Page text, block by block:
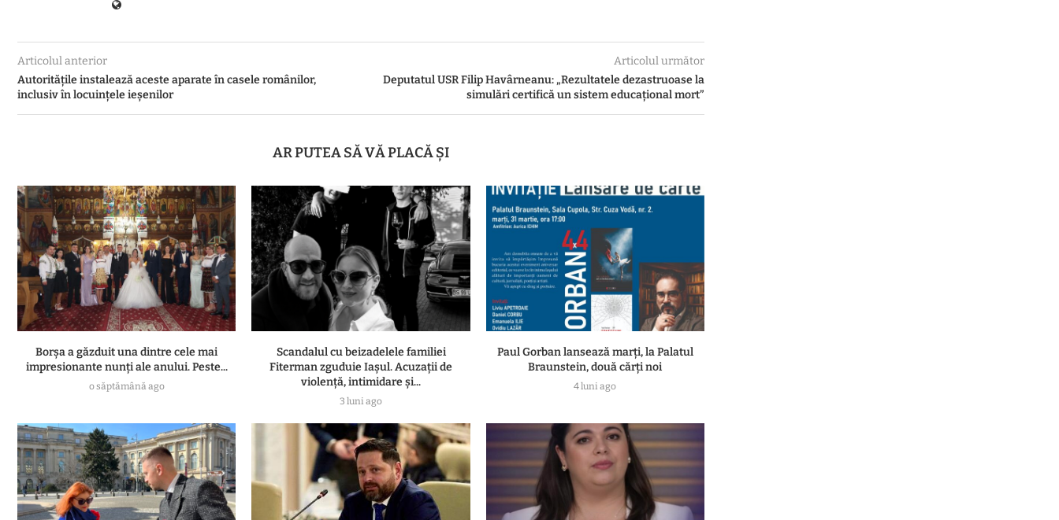
Articolul anterior
Autoritățile instalează aceste aparate în casele românilor,
inclusiv în locuințele ieșenilor
Articolul următor
Deputatul USR Filip Havârneanu: „Rezultatele dezastruoase la
simulări certifică un sistem educațional mort”
AR PUTEA SĂ VĂ PLACĂ ȘI
Borșa a găzduit una dintre cele mai
impresionante nunți ale anului. Peste...
o săptămână ago
Scandalul cu beizadelele familiei
Fiterman zguduie Iașul. Acuzații de
violență, intimidare și...
3 luni ago
Paul Gorban lansează marți, la Palatul
Braunstein, două cărți noi
4 luni ago